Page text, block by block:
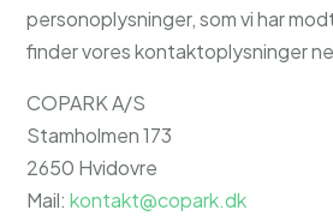
personoplysninger, som vi har
finder vores kontaktoplysninger
COPARK A/S
Stamholmen 173
2650 Hvidovre
Mail:kontakt@copark.dk